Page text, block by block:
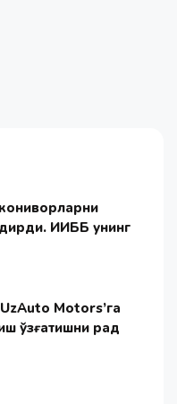
ИИББ унинг
Motors’га
қўзғатишни рад